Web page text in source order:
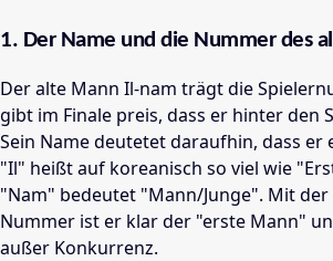
1. Der Name und die Nummer des
Der alte Mann Il-nam trägt die
gibt im Finale preis, dass er hinter den
Sein Name deutetet daraufhin, dass er
"Il" heißt auf koreanisch so viel wie
"Nam" bedeutet "Mann/Junge". Mit
Nummer ist er klar der "erste Mann"
außer Konkurrenz.